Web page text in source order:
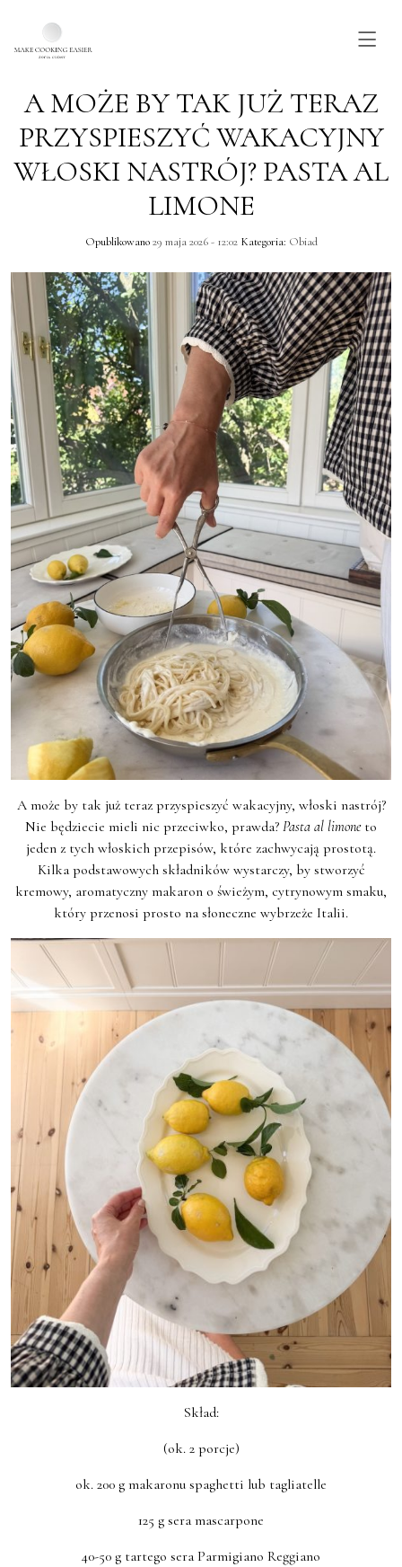
Skip to main content
A MOŻE BY TAK JUŻ TERAZ
PRZYSPIESZYĆ WAKACYJNY
WŁOSKI NASTRÓJ? PASTA AL
LIMONE
Opublikowano29 maja 2026 - 12:02Kategoria: Obiad
A może by tak już teraz przyspieszyć wakacyjny, włoski nastrój?
Nie będziecie mieli nic przeciwko, prawda? Pasta al limoneto
jeden z tych włoskich przepisów, które zachwycają prostotą.
Kilka podstawowych składników wystarczy, by stworzyć
kremowy, aromatyczny makaron o świeżym, cytrynowym smaku,
który przenosi prosto na słoneczne wybrzeże Italii.
Skład:
(ok. 2 porcje)
ok. 200 g makaronu spaghetti lub tagliatelle
125 g sera mascarpone
40-50 g tartego sera Parmigiano Reggiano